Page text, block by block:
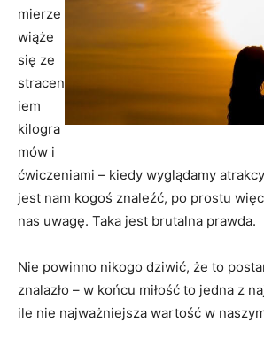
mierze
wiąże
się ze
stracen
iem
kilogra
mów i
ćwiczeniami – kiedy wyglądamy
jest nam kogoś znaleźć, po prostu
nas uwagę. Taka jest brutalna prawda.
Nie powinno nikogo dziwić, że to
znalazło – w końcu miłość to jedna z
ile nie najważniejsza wartość w